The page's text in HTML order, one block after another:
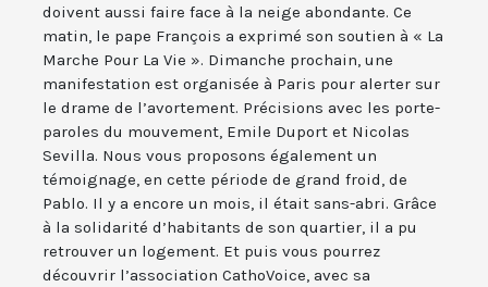
doivent aussi faire face à la neige abondante. Ce
matin, le pape François a exprimé son soutien à « La
Marche Pour La Vie ». Dimanche prochain, une
manifestation est organisée à Paris pour alerter sur
le drame de l’avortement. Précisions avec les porte-
paroles du mouvement, Emile Duport et Nicolas
Sevilla. Nous vous proposons également un
témoignage, en cette période de grand froid, de
Pablo. Il y a encore un mois, il était sans-abri. Grâce
à la solidarité d’habitants de son quartier, il a pu
retrouver un logement. Et puis vous pourrez
découvrir l’association CathoVoice, avec sa